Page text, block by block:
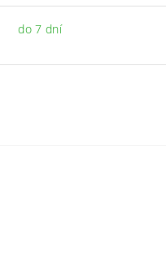
do 7 dní